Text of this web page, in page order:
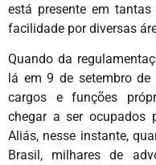
está presente em
facilidade por diversas
Quando da
lá em 9 de setembro
cargos e funções
chegar a ser ocupados
Aliás, nesse instante,
Brasil, milhares de